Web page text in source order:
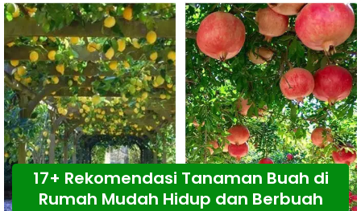
17+ Rekomendasi Tanaman Buah di
Rumah Mudah Hidup dan Berbuah